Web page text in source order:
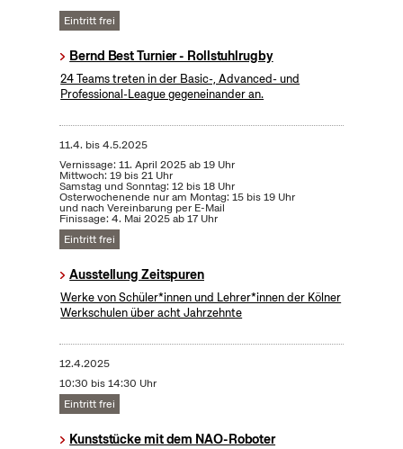
Eintritt frei
Bernd Best Turnier - Rollstuhlrugby
24 Teams treten in der Basic-, Advanced- und
Professional-League gegeneinander an.
11.4. bis4.5.2025
Vernissage: 11. April 2025 ab 19 Uhr
Mittwoch: 19 bis 21 Uhr
Samstag und Sonntag: 12 bis 18 Uhr
Osterwochenende nur am Montag: 15 bis 19 Uhr
und nach Vereinbarung per E-Mail
Finissage: 4. Mai 2025 ab 17 Uhr
Eintritt frei
Ausstellung Zeitspuren
Werke von Schüler*innen und Lehrer*innen der Kölner
Werkschulen über acht Jahrzehnte
12.4.2025
10:30 bis 14:30 Uhr
Eintritt frei
Kunststücke mit dem NAO-Roboter